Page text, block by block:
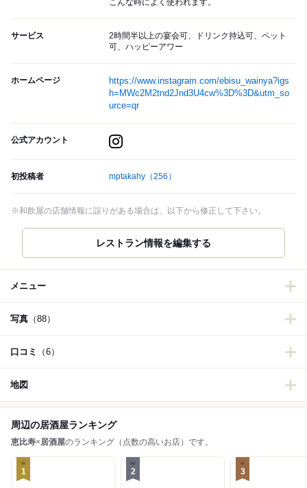
こんな時によく使われます。
サービス
2時間半以上の宴会可、ドリンク持込可、ペット
可、ハッピーアワー
ホームページ
https://www.instagram.com/ebisu_wainya?igs
h=MWc2M2tnd2Jnd3U4cw%3D%3D&utm_so
urce=qr
公式アカウント
初投稿者 mptakahy （256）
※和飲屋の店舗情報に誤りがある場合は、以下から修正して下さい。
レストラン情報を編集する
メニュー
写真 （88）
口コミ （6）
地図
周辺の居酒屋ランキング
恵比寿×居酒屋のランキング（点数の高いお店）です。
1 2 3